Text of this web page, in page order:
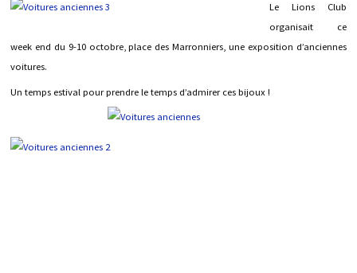
Le Lions Club
organisait ce
week end du 9-10 octobre, place des Marronniers, une exposition d’anciennes
voitures.
Un temps estival pour prendre le temps d’admirer ces bijoux !